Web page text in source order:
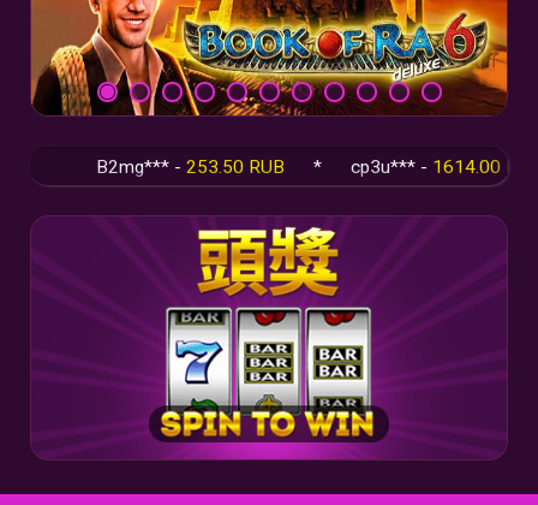
B2mg*** -253.50 RUB *cp3u*** -1614.00 RUB